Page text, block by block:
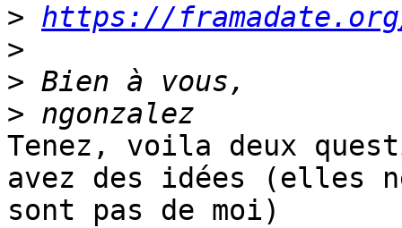
> https://framadate.org/
>
>
>
Tenez, voila deux
avez des idées (elles
sont pas de moi)